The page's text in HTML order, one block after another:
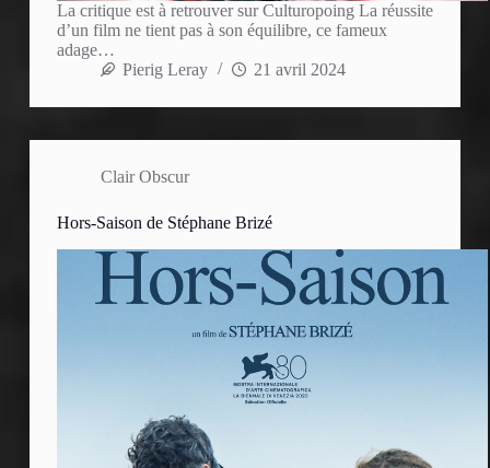
La critique est à retrouver sur Culturopoing La réussite
d’un film ne tient pas à son équilibre, ce fameux
adage…
Pierig Leray
21 avril 2024
Clair Obscur
Hors-Saison de Stéphane Brizé